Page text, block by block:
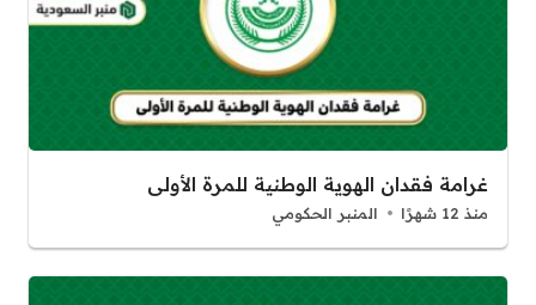
غرامة فقدان الهوية الوطنية للمرة الأولى
منذ 12 شهرًا المنبر الحكومي